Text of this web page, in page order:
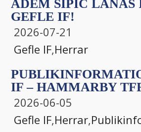
ADEM SIPIĆ
GEFLE IF!
2026-07-21
Gefle IF,Herrar
IF – HAMMARBY
2026-06-05
Gefle IF,Herrar,